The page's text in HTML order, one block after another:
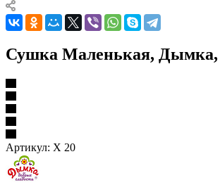
Сушка Маленькая, Дымка,
Артикул: Х 20